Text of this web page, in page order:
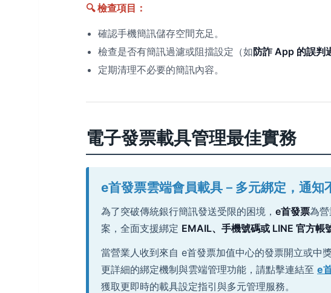
🔍 檢查項目：
確認手機簡訊儲存空間充足。
檢查是否有簡訊過濾或阻擋設定（如防詐 App 的誤判
定期清理不必要的簡訊內容。
電子發票載具管理最佳實務
e首發票雲端會員載具－多元綁定，通知
為了突破傳統銀行簡訊發送受限的困境， e首發票為
案，全面支援綁定 EMAIL、手機號碼或 LINE 官方帳
當營業人收到來自 e首發票加值中心的發票開立或中
更詳細的綁定機制與雲端管理功能，請點擊連結至 e
獲取更即時的載具設定指引與多元管理服務。